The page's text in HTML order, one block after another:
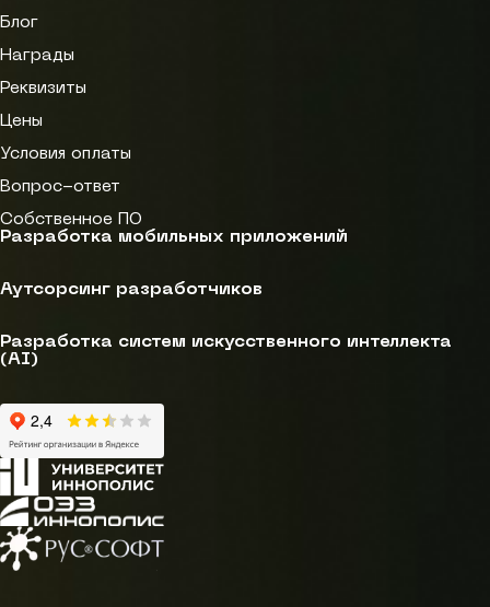
Блог
Награды
Реквизиты
Цены
Условия оплаты
Вопрос-ответ
Собственное ПО
Разработка мобильных приложений
Аутсорсинг разработчиков
Разработка систем искусственного интеллекта
(AI)